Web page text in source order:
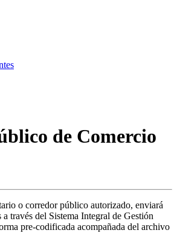
de Comercio
o corredor público autorizado, enviará
través del Sistema Integral de Gestión
pre-codificada acompañada del archivo